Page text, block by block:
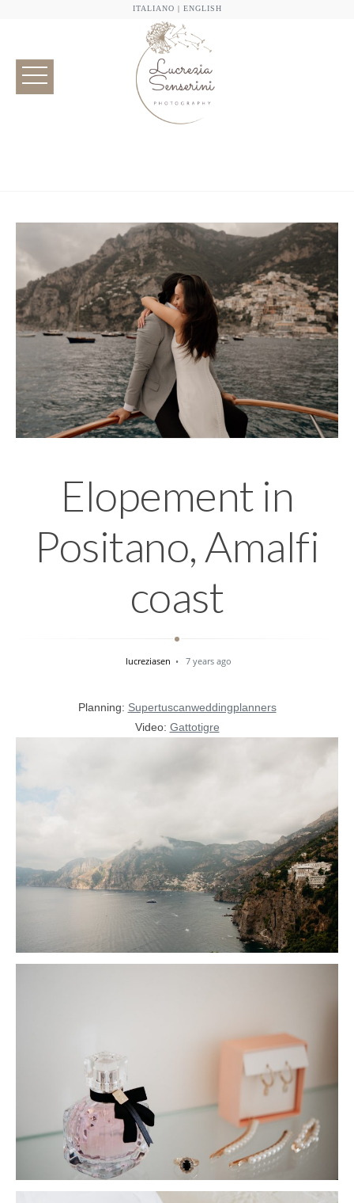
ITALIANO | ENGLISH
Elopement in
Positano, Amalfi
coast
lucreziasen 7 years ago
Planning: Supertuscanweddingplanners
Video: Gattotigre